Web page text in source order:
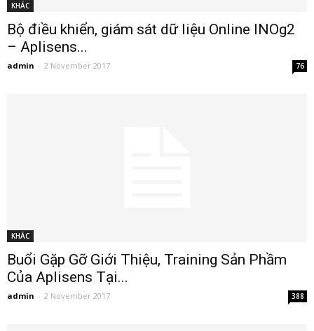
KHÁC
Bộ điều khiển, giám sát dữ liệu Online INOg2
– Aplisens...
admin - 2 November 2017 76
KHÁC
Buổi Gặp Gỡ Giới Thiệu, Training Sản Phầm
Của Aplisens Tại...
admin - 2 November 2017 388